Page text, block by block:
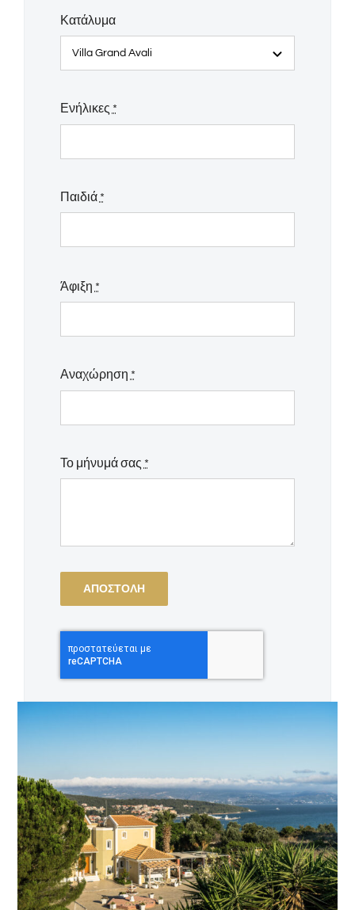
Κατάλυμα
Ενήλικες *
Παιδιά *
Άφιξη *
Αναχώρηση *
Το μήνυμά σας *
ΑΠΟΣΤΟΛΉ